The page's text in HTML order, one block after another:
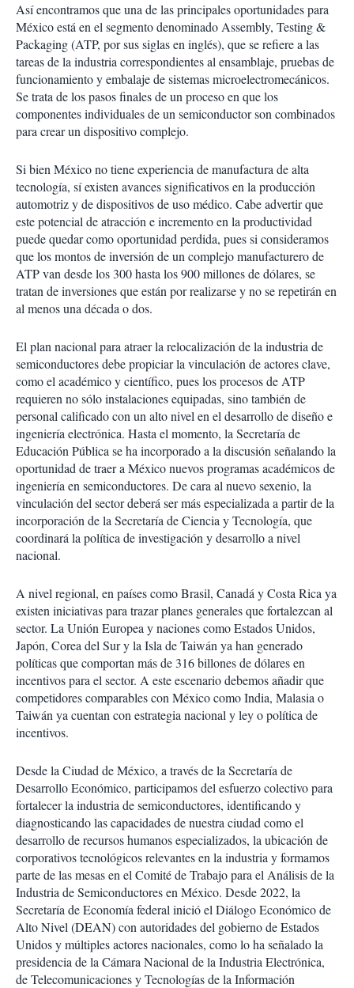
Así encontramos que una de las principales oportunidades para
México está en el segmento denominado Assembly, Testing &
Packaging (ATP, por sus siglas en inglés), que se refiere a las
tareas de la industria correspondientes al ensamblaje, pruebas de
funcionamiento y embalaje de sistemas microelectromecánicos.
Se trata de los pasos finales de un proceso en que los
componentes individuales de un semiconductor son combinados
para crear un dispositivo complejo.
Si bien México no tiene experiencia de manufactura de alta
tecnología, sí existen avances significativos en la producción
automotriz y de dispositivos de uso médico. Cabe advertir que
este potencial de atracción e incremento en la productividad
puede quedar como oportunidad perdida, pues si consideramos
que los montos de inversión de un complejo manufacturero de
ATP van desde los 300 hasta los 900 millones de dólares, se
tratan de inversiones que están por realizarse y no se repetirán en
al menos una década o dos.
El plan nacional para atraer la relocalización de la industria de
semiconductores debe propiciar la vinculación de actores clave,
como el académico y científico, pues los procesos de ATP
requieren no sólo instalaciones equipadas, sino también de
personal calificado con un alto nivel en el desarrollo de diseño e
ingeniería electrónica. Hasta el momento, la Secretaría de
Educación Pública se ha incorporado a la discusión señalando la
oportunidad de traer a México nuevos programas académicos de
ingeniería en semiconductores. De cara al nuevo sexenio, la
vinculación del sector deberá ser más especializada a partir de la
incorporación de la Secretaría de Ciencia y Tecnología, que
coordinará la política de investigación y desarrollo a nivel
nacional.
A nivel regional, en países como Brasil, Canadá y Costa Rica ya
existen iniciativas para trazar planes generales que fortalezcan al
sector. La Unión Europea y naciones como Estados Unidos,
Japón, Corea del Sur y la Isla de Taiwán ya han generado
políticas que comportan más de 316 billones de dólares en
incentivos para el sector. A este escenario debemos añadir que
competidores comparables con México como India, Malasia o
Taiwán ya cuentan con estrategia nacional y ley o política de
incentivos.
Desde la Ciudad de México, a través de la Secretaría de
Desarrollo Económico, participamos del esfuerzo colectivo para
fortalecer la industria de semiconductores, identificando y
diagnosticando las capacidades de nuestra ciudad como el
desarrollo de recursos humanos especializados, la ubicación de
corporativos tecnológicos relevantes en la industria y formamos
parte de las mesas en el Comité de Trabajo para el Análisis de la
Industria de Semiconductores en México. Desde 2022, la
Secretaría de Economía federal inició el Diálogo Económico de
Alto Nivel (DEAN) con autoridades del gobierno de Estados
Unidos y múltiples actores nacionales, como lo ha señalado la
presidencia de la Cámara Nacional de la Industria Electrónica,
de Telecomunicaciones y Tecnologías de la Información